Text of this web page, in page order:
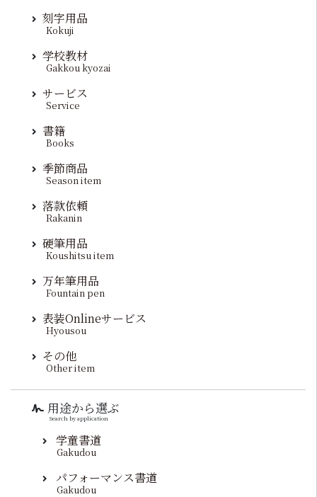
刻字用品
Kokuji
学校教材
Gakkou kyozai
サービス
Service
書籍
Books
季節商品
Season item
落款依頼
Rakanin
硬筆用品
Koushitsu item
万年筆用品
Fountain pen
表装Onlineサービス
Hyousou
その他
Other item
用途から選ぶ
Search by application
学童書道
Gakudou
パフォーマンス書道
Gakudou